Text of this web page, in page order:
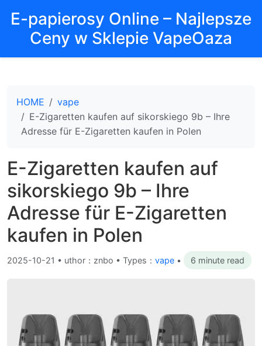
E-papierosy Online – Najlepsze
Ceny w Sklepie VapeOaza
HOME
vape
E-Zigaretten kaufen auf sikorskiego 9b – Ihre
Adresse für E-Zigaretten kaufen in Polen
E-Zigaretten kaufen auf
sikorskiego 9b – Ihre
Adresse für E-Zigaretten
kaufen in Polen
2025-10-21 • uthor：znbo • Types： vape • 6 minute read